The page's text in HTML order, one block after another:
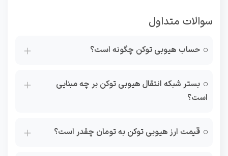
سوالات متداول
حساب هیوبی توکن چگونه است؟
بستر شبکه انتقال هیوبی توکن بر چه مبنایی
است؟
قیمت ارز هیوبی توکن به تومان چقدر است؟